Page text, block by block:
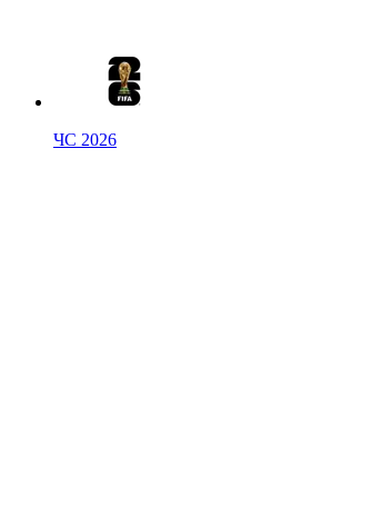
ЧС 2026